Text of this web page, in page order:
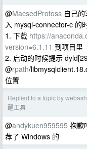
@MacsedProtoss 自己
入 mysql-connector-c 的
1. 下载 https://
version=6.1.11 到项目里
2. 启动的时候提示
@rpath/
位置
Replied to a topic by
醒工具
@andykuen959595 抱歉
荐了 Windows 的